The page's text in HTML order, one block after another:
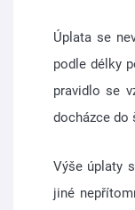
Úplata se
podle délky
pravidlo se
docházce do
Výše úplaty
jiné